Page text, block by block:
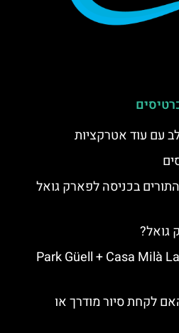
עם עוד אטרקציות
בכניסה לפארק גואל
גואל?
כרטיס משולב לתיירים: Park Güell + Casa Milà La
לקחת סיור מודרך או